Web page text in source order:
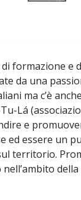
formazione
da una
ma c’è
Lá
e
ed essere un
territorio.